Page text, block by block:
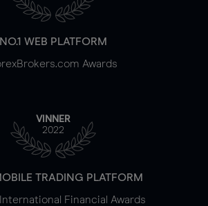
NO.1 WEB PLATFORM
Awards
VINNER
2022
TRADING PLATFORM
Financial Awards